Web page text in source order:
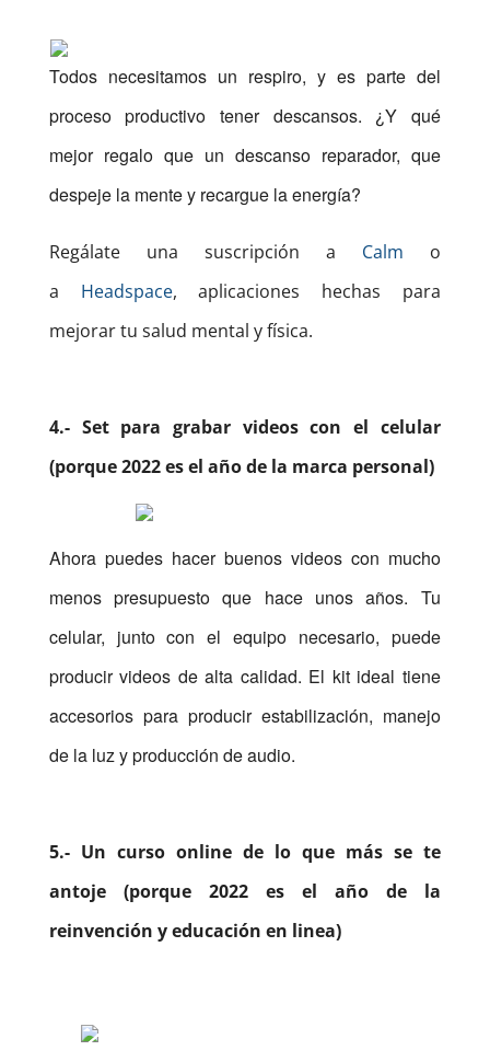
Todos necesitamos un respiro, y es parte del
proceso productivo tener descansos. ¿Y qué
mejor regalo que un descanso reparador, que
despeje la mente y recargue la energía?
Regálate una suscripción a Calm o
a Headspace, aplicaciones hechas para
mejorar tu salud mental y física.
4.- Set para grabar videos con el celular
(porque 2022 es el año de la marca personal)
Ahora puedes hacer buenos videos con mucho
menos presupuesto que hace unos años. Tu
celular, junto con el equipo necesario, puede
producir videos de alta calidad. El kit ideal tiene
accesorios para producir estabilización, manejo
de la luz y producción de audio.
5.- Un curso online de lo que más se te
antoje (porque 2022 es el año de la
reinvención y educación en linea)